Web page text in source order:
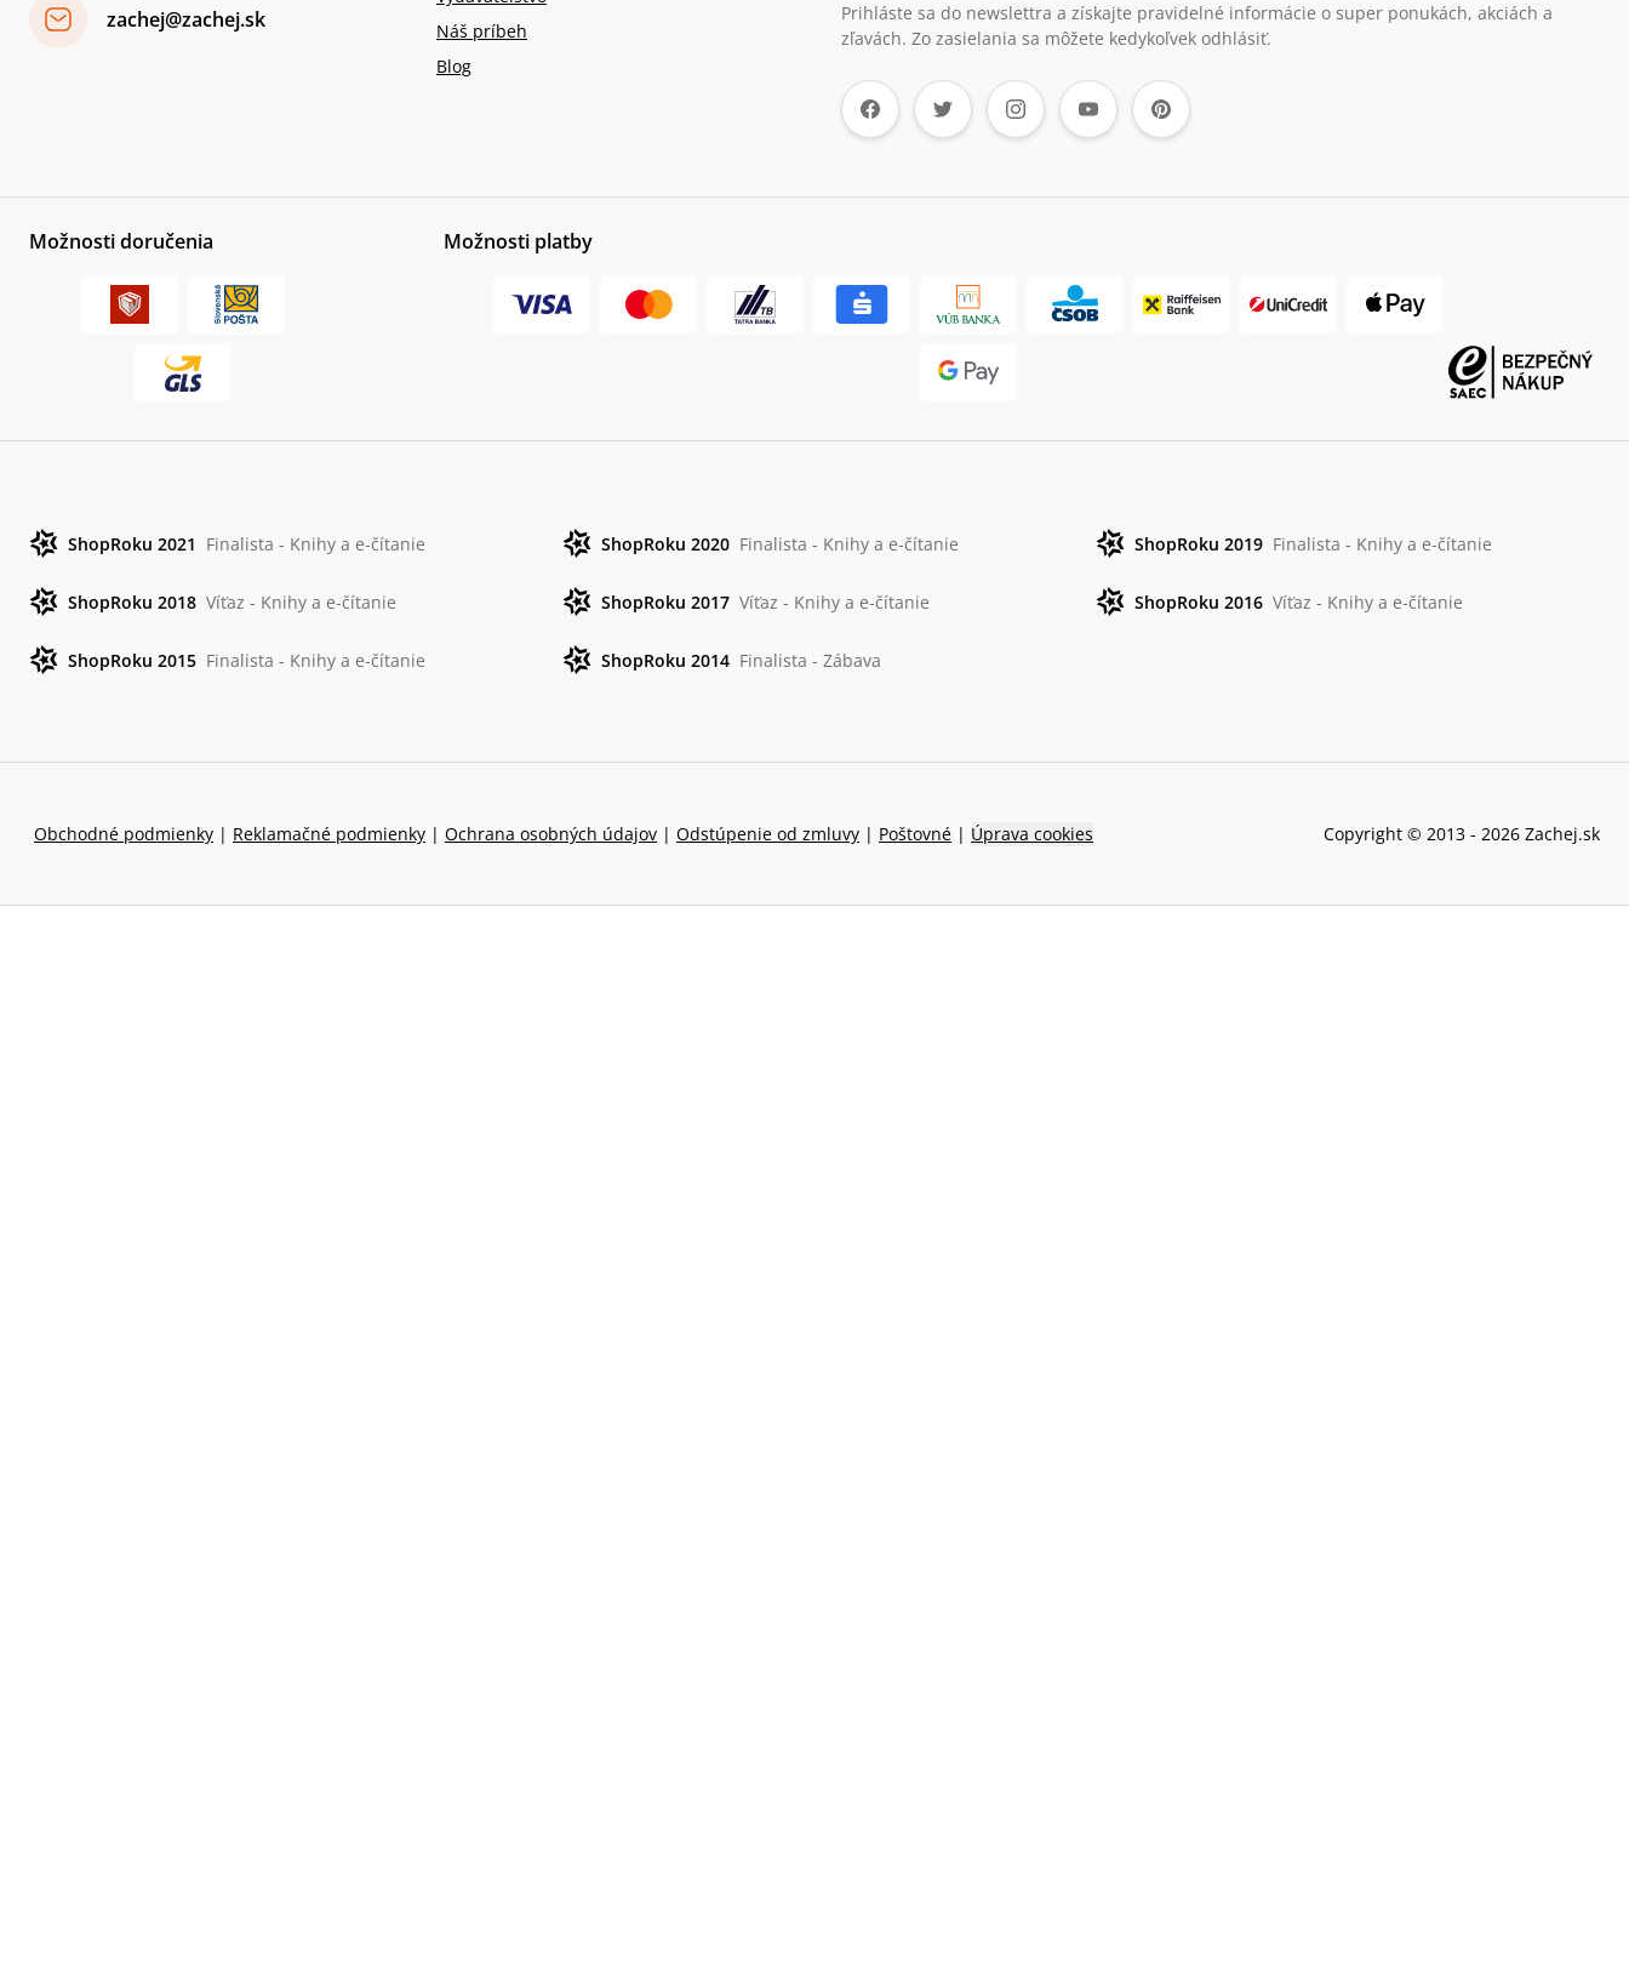
zachej@zachej.sk
Náš príbeh
Blog
Prihláste sa do newslettra a získajte pravidelné informácie o super ponukách, akciách a
zľavách. Zo zasielania sa môžete kedykoľvek odhlásiť.
Možnosti doručenia Možnosti platby
ShopRoku 2021 Finalista - Knihy a e-čítanie ShopRoku 2020 Finalista - Knihy a e-čítanie ShopRoku 2019 Finalista - Knihy a e-čítanie
ShopRoku 2018 Víťaz - Knihy a e-čítanie ShopRoku 2017 Víťaz - Knihy a e-čítanie ShopRoku 2016 Víťaz - Knihy a e-čítanie
ShopRoku 2015 Finalista - Knihy a e-čítanie ShopRoku 2014 Finalista - Zábava
Obchodné podmienky | Reklamačné podmienky | Ochrana osobných údajov | Odstúpenie od zmluvy | Poštovné | Úprava cookies Copyright © 2013 - 2026 Zachej.sk